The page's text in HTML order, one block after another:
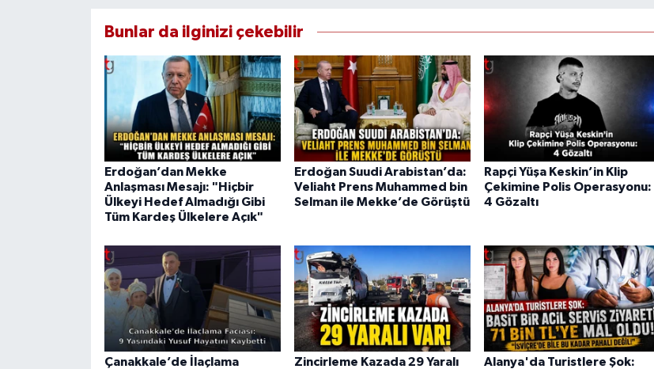
Bunlar da ilginizi çekebilir
Erdoğan’dan Mekke
Anlaşması Mesajı: "Hiçbir
Ülkeyi Hedef Almadığı Gibi
Tüm Kardeş Ülkelere Açık"
Erdoğan Suudi Arabistan’da:
Veliaht Prens Muhammed bin
Selman ile Mekke’de Görüştü
Rapçi Yüşa Keskin’in Klip
Çekimine Polis Operasyonu:
4 Gözaltı
Çanakkale’de İlaçlama
Zincirleme Kazada 29 Yaralı
Alanya'da Turistlere Şok: